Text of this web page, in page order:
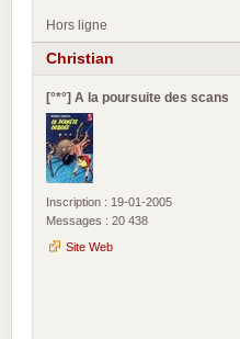
Hors ligne
Christian
[°*°] A la poursuite des scans
Inscription : 19-01-2005
Messages : 20 438
Site Web